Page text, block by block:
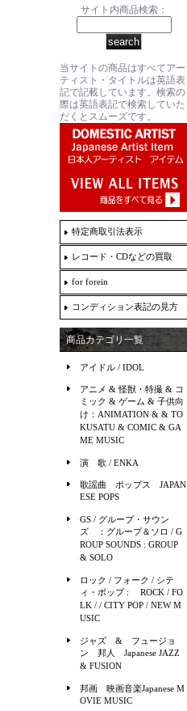
サイト内商品検索：
当サイトの商品はすべてアー
ティスト・タイトルは英語表
記で記載しています。検索の
際は英語表記で検索していた
だくとスムーズです。
特定商取引法表示
レコード・CDなどの買取
for forein
コンディション表記の見方
商品カテゴリ一覧
アイドル / IDOL
アニメ & 怪獣・特撮 & コ
ミック & ゲーム & 子供向
け：ANIMATION & & TO
KUSATU & COMIC & GA
ME MUSIC
演 歌 / ENKA
歌謡曲 ポップス JAPAN
ESE POPS
GS / グループ・サウン
ズ ：グループ＆ソロ / G
ROUP SOUNDS : GROUP
& SOLO
ロック / フォーク / シテ
ィ・ポップ : ROCK / FO
LK / / CITY POP / NEW M
USIC
ジャズ & フュージョ
ン 邦人 Japanese JAZZ
& FUSION
邦画 映画音楽Japanese M
OVIE MUSIC